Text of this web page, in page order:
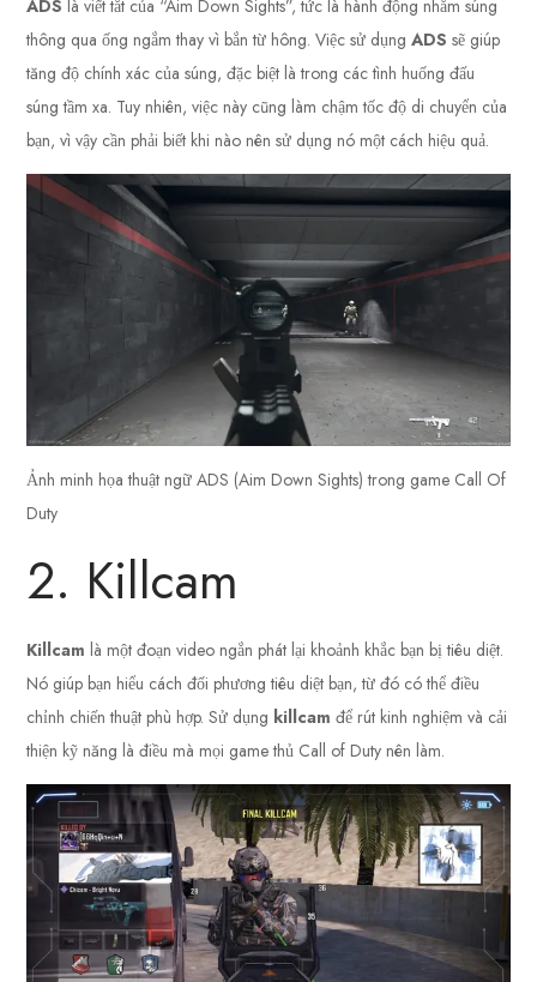
ADS là viết tắt của “Aim Down Sights”, tức là hành động nhắm súng
thông qua ống ngắm thay vì bắn từ hông. Việc sử dụngADS sẽ giúp
tăng độ chính xác của súng, đặc biệt là trong các tình huống đấu
súng tầm xa. Tuy nhiên, việc này cũng làm chậm tốc độ di chuyển của
bạn, vì vậy cần phải biết khi nào nên sử dụng nó một cách hiệu quả.
Ảnh minh họa thuật ngữ ADS (Aim Down Sights) trong game Call Of
Duty
2. Killcam
Killcam là một đoạn video ngắn phát lại khoảnh khắc bạn bị tiêu diệt.
Nó giúp bạn hiểu cách đối phương tiêu diệt bạn, từ đó có thể điều
chỉnh chiến thuật phù hợp. Sử dụng killcam để rút kinh nghiệm và cải
thiện kỹ năng là điều mà mọi game thủ Call of Duty nên làm.